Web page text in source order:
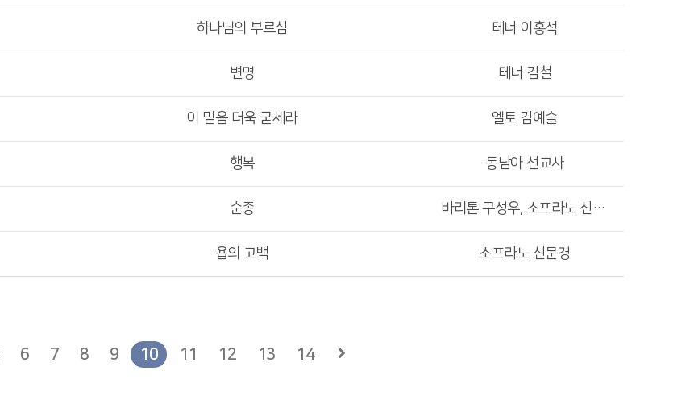
하나님의 부르심 테너 이홍석
변명 테너 김철
이 믿음 더욱 굳세라 엘토 김예슬
행복 동남아 선교사
순종 바리톤 구성우, 소프라노 신문경
욥의 고백 소프라노 신문경
6 7 8 9 10 11 12 13 14